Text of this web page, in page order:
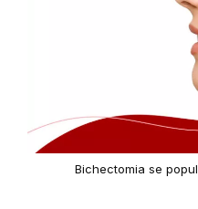
Bichectomia se